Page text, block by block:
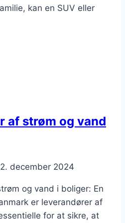
kan en SUV eller
af strøm og vand
december 2024
og vand i boliger: En
er leverandører af
for at sikre, at